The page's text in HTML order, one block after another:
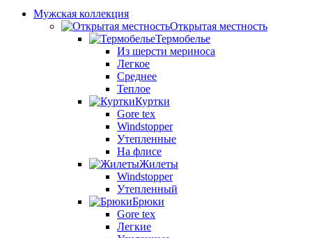
Мужская коллекция
Открытая местность
Термобелье
Из шерсти мериноса
Легкое
Среднее
Теплое
Куртки
Gore tex
Windstopper
Утепленные
На флисе
Жилеты
Windstopper
Утепленный
Брюки
Gore tex
Легкие